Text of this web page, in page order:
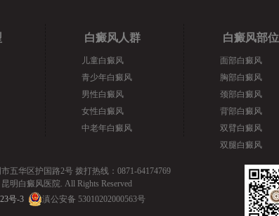
白癜风人群
儿童白癜风
青少年白癜风
男性白癜风
女性白癜风
中老年白癜风
白癜风部位
面部白癜风
胸部白癜风
颈部白癜风
背部白癜风
双臂白癜风
双腿白癜风
五华区护国路2号 拨打热线：0871-64174769
明白癜风医院. All Rights Reserved
号-3
滇公安备 53010202000563号